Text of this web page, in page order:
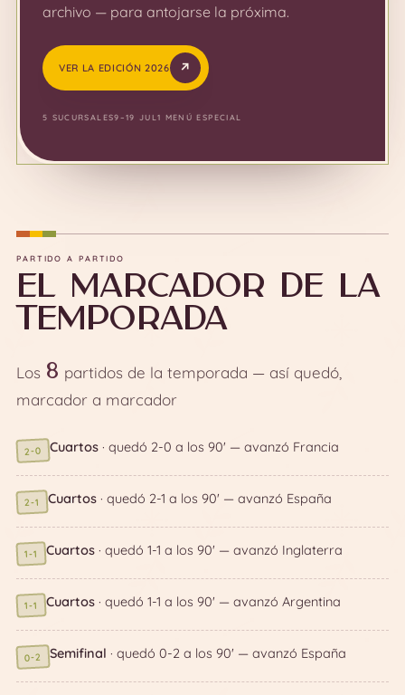
archivo — para antojarse la próxima.
VER LA EDICIÓN 2026
5 SUCURSALES9–19 JUL1 MENÚ ESPECIAL
PARTIDO A PARTIDO
El marcador de la
temporada
Los 8 partidos de la temporada — así quedó,
marcador a marcador
2-0 Cuartos· quedó 2-0 a los 90' — avanzó Francia
2-1 Cuartos· quedó 2-1 a los 90' — avanzó España
1-1 Cuartos· quedó 1-1 a los 90' — avanzó Inglaterra
1-1 Cuartos· quedó 1-1 a los 90' — avanzó Argentina
0-2 Semifinal · quedó 0-2 a los 90' — avanzó España